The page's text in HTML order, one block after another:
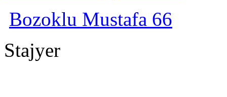
Bozoklu Mustafa 66
Stajyer